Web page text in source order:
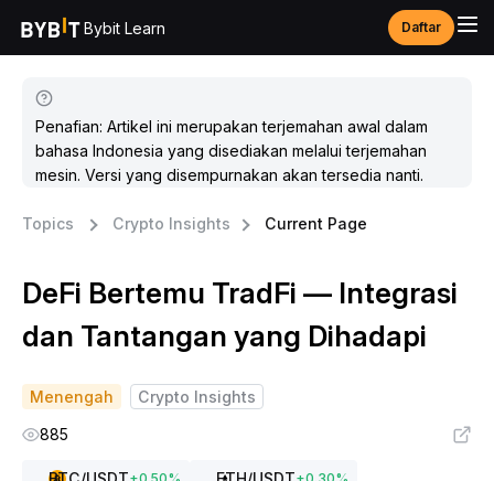
Bybit Learn Daftar
Penafian: Artikel ini merupakan terjemahan awal dalam
bahasa Indonesia yang disediakan melalui terjemahan
mesin. Versi yang disempurnakan akan tersedia nanti.
Topics Crypto Insights Current Page
DeFi Bertemu TradFi — Integrasi
dan Tantangan yang Dihadapi
Menengah
Crypto Insights
885